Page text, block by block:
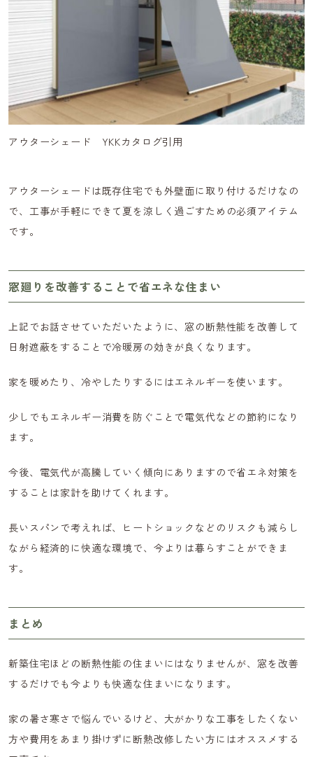
アウターシェード YKKカタログ引用
アウターシェードは既存住宅でも外壁面に取り付けるだけなの
で、工事が手軽にできて夏を涼しく過ごすための必須アイテム
です。
窓廻りを改善することで省エネな住まい
上記でお話させていただいたように、窓の断熱性能を改善して
日射遮蔽をすることで冷暖房の効きが良くなります。
家を暖めたり、冷やしたりするにはエネルギーを使います。
少しでもエネルギー消費を防ぐことで電気代などの節約になり
ます。
今後、電気代が高騰していく傾向にありますので省エネ対策を
することは家計を助けてくれます。
長いスパンで考えれば、ヒートショックなどのリスクも減らし
ながら経済的に快適な環境で、今よりは暮らすことができま
す。
まとめ
新築住宅ほどの断熱性能の住まいにはなりませんが、窓を改善
するだけでも今よりも快適な住まいになります。
家の暑さ寒さで悩んでいるけど、大がかりな工事をしたくない
方や費用をあまり掛けずに断熱改修したい方にはオススメする